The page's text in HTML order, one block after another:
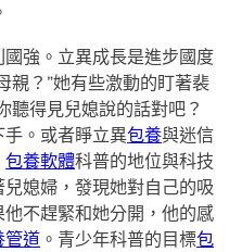
強。立異成長是進步國度
親？”她有些激動的盯著裴
聽得見兒媳說的話對吧？
。或者睜立異包養與迷信
包養軟體科普的地位與科技
媳婦，發現她對自己的吸
不趕緊和她分開，他的感
管道 。青少年科普的目標包